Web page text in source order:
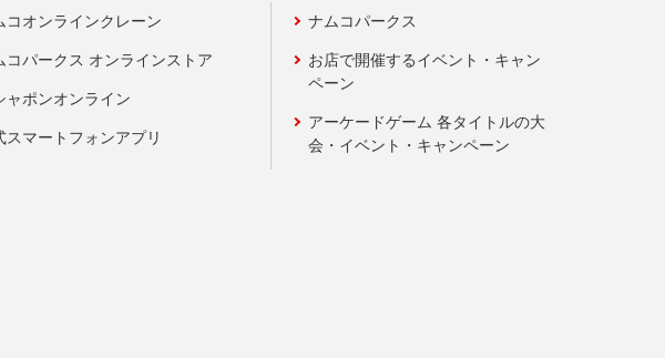
コオンラインクレーン
コパークス オンラインストア
ャポンオンライン
スマートフォンアプリ
ナムコパークス
お店で開催するイベント・キャン
ペーン
アーケードゲーム 各タイトルの大
会・イベント・キャンペーン